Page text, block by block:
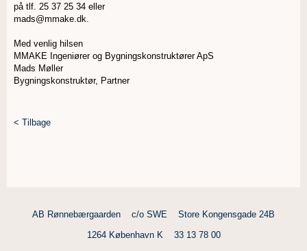
på tlf. 25 37 25 34 eller
mads@mmake.dk.
Med venlig hilsen
MMAKE Ingeniører og Bygningskonstruktører ApS
Mads Møller
Bygningskonstruktør, Partner
< Tilbage
AB Rønnebærgaarden c/o SWE
Store Kongensgade 24B
1264 København K
33 13 78 00